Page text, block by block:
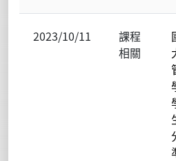
2023/10/11
課程
相關